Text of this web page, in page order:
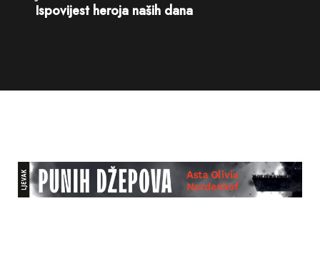
Ispovijest heroja naših dana